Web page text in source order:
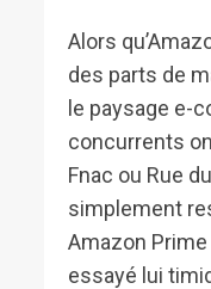
Alors
des parts de
le paysage e-
concurrents
Fnac ou Rue
simplement
Amazon Prime
essayé lui